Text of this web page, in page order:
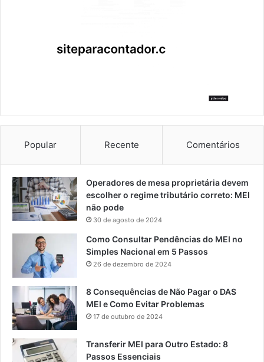
Popular Recente Comentários
Operadores de mesa proprietária devem
escolher o regime tributário correto: MEI
não pode
30 de agosto de 2024
Como Consultar Pendências do MEI no
Simples Nacional em 5 Passos
26 de dezembro de 2024
8 Consequências de Não Pagar o DAS
MEI e Como Evitar Problemas
17 de outubro de 2024
Transferir MEI para Outro Estado: 8
Passos Essenciais